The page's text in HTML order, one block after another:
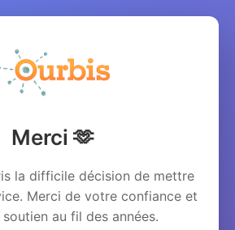
Merci 🫶
la difficile décision de mettre
Merci de votre confiance et
au fil des années.